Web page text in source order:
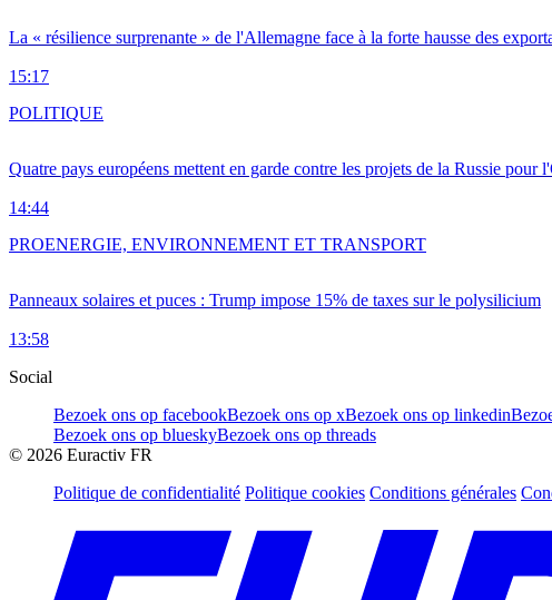
La « résilience surprenante » de l'Allemagne face à la forte hausse des
15:17
Quatre pays européens mettent en garde contre les projets de la Russie pour
14:44
POLITIQUE
Panneaux solaires et puces : Trump impose 15% de taxes sur le polysilicium
13:58
PROENERGIE, ENVIRONNEMENT ET TRANSPORT
Social
Bezoek ons op facebookBezoek ons op xBezoek ons op linkedin
Bezoek ons op blueskyBezoek ons op threads
© 2026 Euractiv FR
Politique de confidentialité Politique cookies Conditions générales